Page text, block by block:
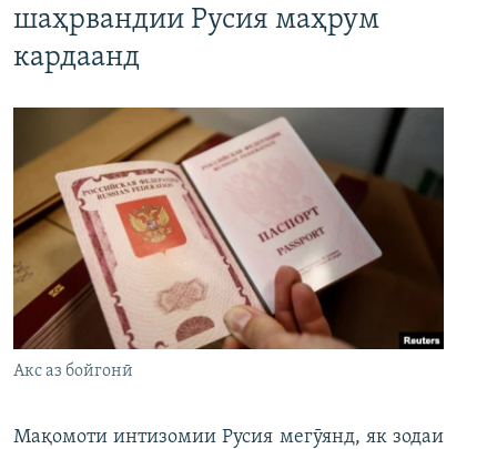
шаҳрвандии Русия маҳрум
кардаанд
Акс аз бойгонӣ
Мақомоти интизомии Русия мегӯянд, як зодаи